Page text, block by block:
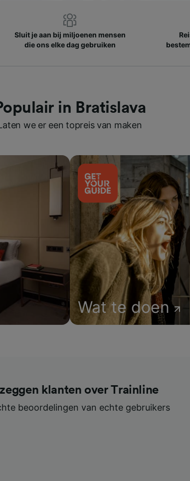
Sluit je aan bij miljoenen mensen
die ons elke dag gebruiken
in Bratislava
we er een topreis van maken
Wat te doen
klanten over Trainline
beoordelingen van echte gebruikers